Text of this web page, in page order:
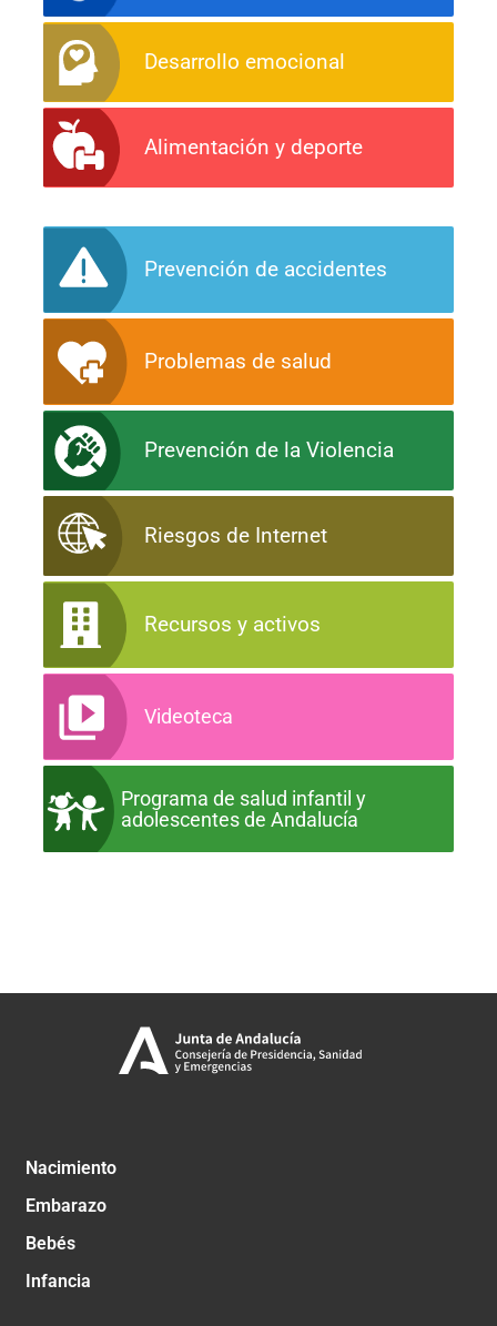
Desarrollo emocional
Alimentación y deporte
Prevención de accidentes
Problemas de salud
Prevención de la Violencia
Riesgos de Internet
Recursos y activos
Videoteca
Programa de salud infantil y
adolescentes de Andalucía
Nacimiento
Embarazo
Bebés
Infancia